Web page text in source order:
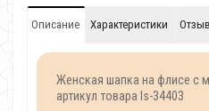
Описание Характеристики
Женская шапка на флисе с
артикул товара Is-34403